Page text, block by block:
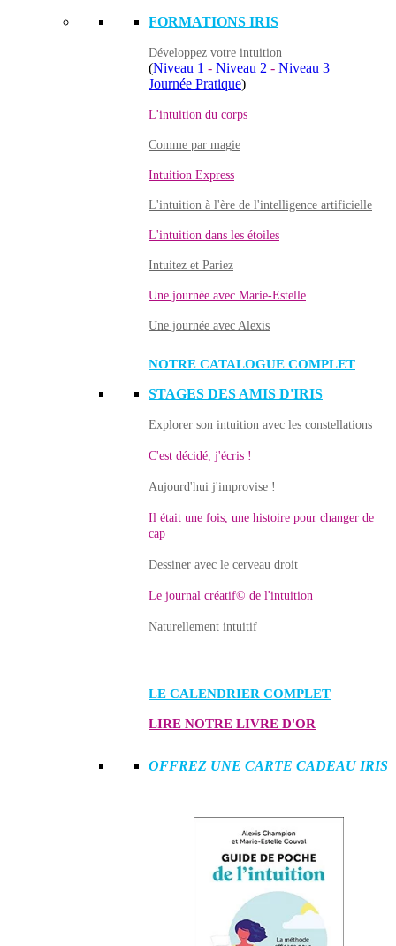
FORMATIONS IRIS
Développez votre intuition
(Niveau 1 - Niveau 2 - Niveau 3
Journée Pratique)
L'intuition du corps
Comme par magie
Intuition Express
L'intuition à l'ère de l'intelligence artificielle
L'intuition dans les étoiles
Intuitez et Pariez
Une journée avec Marie-Estelle
Une journée avec Alexis
NOTRE CATALOGUE COMPLET
STAGES DES AMIS D'IRIS
Explorer son intuition avec les constellations
C'est décidé, j'écris !
Aujourd'hui j'improvise !
Il était une fois, une histoire pour changer de
cap
Dessiner avec le cerveau droit
Le journal créatif© de l'intuition
Naturellement intuitif
LE CALENDRIER COMPLET
LIRE NOTRE LIVRE D'OR
OFFREZ UNE CARTE CADEAU IRIS